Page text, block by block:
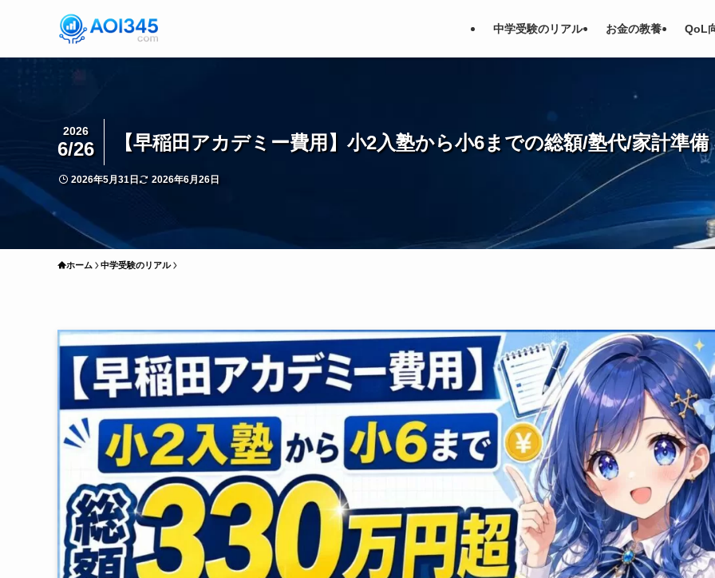
中学受験のリアル お金の教養 QoL
【早稲田アカデミー費用】小2入塾から小6までの総額/塾代/家計準備
2026
6/26
2026年5月31日 2026年6月26日
ホーム 中学受験のリアル